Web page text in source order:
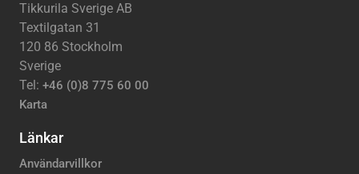
Tikkurila Sverige AB
Textilgatan 31
120 86 Stockholm
Sverige
Tel: +46 (0)8 775 60 00
Karta
Länkar
Användarvillkor